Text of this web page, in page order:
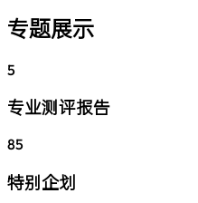
专题展示
5
专业测评报告
85
特别企划